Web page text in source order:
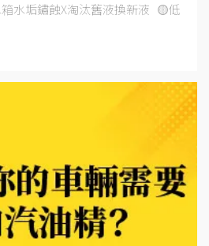
箱水垢鏽蝕X淘汰舊液換新液 🟡低